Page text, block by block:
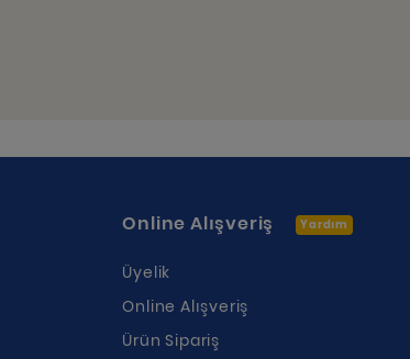
Online Alışveriş Yardım
Üyelik
Online Alışveriş
Ürün Sipariş